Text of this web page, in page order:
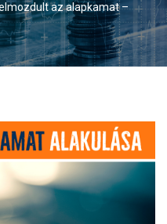
az alapkamat –